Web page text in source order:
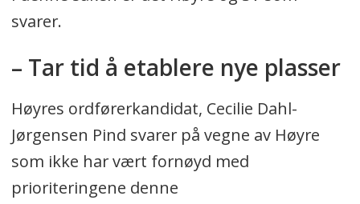
svarer.
– Tar tid å etablere nye plasser
Høyres ordførerkandidat, Cecilie Dahl-
Jørgensen Pind svarer på vegne av Høyre
som ikke har vært fornøyd med
prioriteringene denne